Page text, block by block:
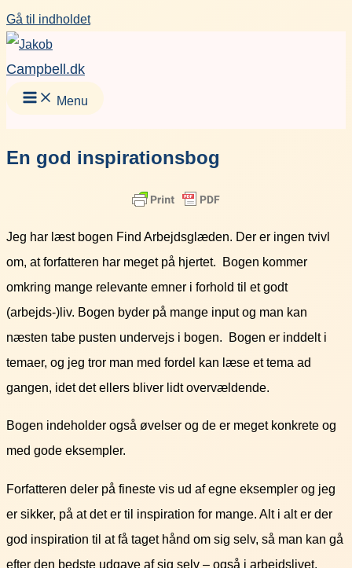
Gå til indholdet
Campbell.dk
Menu
En god inspirationsbog
Jeg har læst bogen Find Arbejdsglæden. Der er ingen tvivl
om, at forfatteren har meget på hjertet. Bogen kommer
omkring mange relevante emner i forhold til et godt
(arbejds-)liv. Bogen byder på mange input og man kan
næsten tabe pusten undervejs i bogen. Bogen er inddelt i
temaer, og jeg tror man med fordel kan læse et tema ad
gangen, idet det ellers bliver lidt overvældende.
Bogen indeholder også øvelser og de er meget konkrete og
med gode eksempler.
Forfatteren deler på fineste vis ud af egne eksempler og jeg
er sikker, på at det er til inspiration for mange. Alt i alt er der
god inspiration til at få taget hånd om sig selv, så man kan gå
efter den bedste udgave af sig selv – også i arbejdslivet.